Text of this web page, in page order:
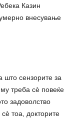
Казин
внесување
што сензорите за
треба сѐ повеќе
задоволство
тоа, докторите